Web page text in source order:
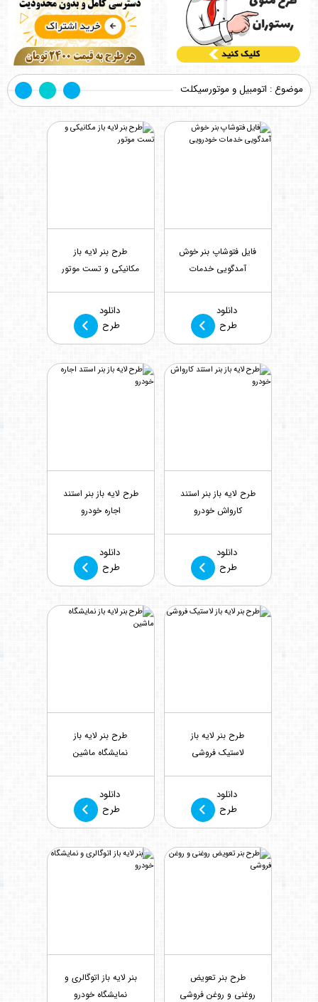
موضوع : اتومبیل و موتورسیکلت
فایل فتوشاپ بنر خوش
آمدگویی خدمات
بازدید : 291دانلود
طرح
طرح بنر لایه باز
مکانیکی و تست موتور
دانلود
طرح
طرح لایه باز بنر استند
کارواش خودرو
دانلود
طرح
طرح لایه باز بنر استند
اجاره خودرو
دانلود
طرح
طرح بنر لایه باز
لاستیک فروشی
دانلود
طرح
طرح بنر لایه باز
نمایشگاه ماشین
دانلود
طرح
طرح بنر تعویض
روغنی و روغن فروشی
بنر لایه باز اتوگالری و
نمایشگاه خودرو